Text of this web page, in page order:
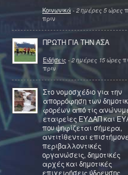
Κοινωνικά - 2 ημέρες 5 ώρες
πριν
ΠΡΩΤΗ ΓΙΑ ΤΗΝ ΑΣΑ
Ειδήσεις - 2 ημέρες 15 ώρες
πριν
Στο νομοσχέδιο για την
απορρόφηση των
φορέων από τις
εταιρείες ΕΥΔΑΠ και
που ψηφίζεται σήμερα,
αντιτίθενται
περιβαλλοντικές
οργανώσεις, δημοτικές
αρχές και δημοτικές
επιχειρήσεις ύδρευσης